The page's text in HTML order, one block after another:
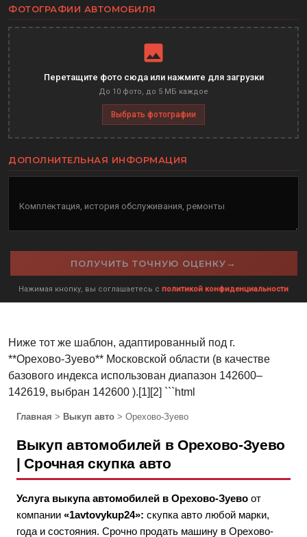
ФОТОГРАФИИ АВТОМОБИЛЯ
Перетащите фото сюда или нажмите для загрузки
До 10 фото, до 5 МБ каждое
Выбрать фотографии
ДОПОЛНИТЕЛЬНАЯ ИНФОРМАЦИЯ
Комплектация, история обслуживания, ремонты
ПОЛУЧИТЬ ТОЧНУЮ ОЦЕНКУ →
Нажимая кнопку, вы соглашаетесь с политикой конфиденциальности
Ниже тот же шаблон, адаптированный под г.
**Орехово‑Зуево** Московской области (в качестве
базового индекса использован диапазон 142600–
142619, выбран 142600 ).[1][2] ```html
Главная > Выкуп авто > Орехово-Зуево
Выкуп автомобилей в Орехово-Зуево
| Срочная скупка авто
Услуга выкупа автомобилей в Орехово-Зуево от
компании «1avtovykup24»: скупка авто любой марки,
года и состояния. Срочно продать машину в Орехово-